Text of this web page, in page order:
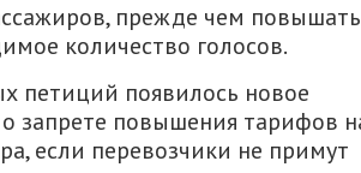
прежде чем повышать
количество голосов.
петиций появилось новое
запрете повышения тарифов
если перевозчики не примут